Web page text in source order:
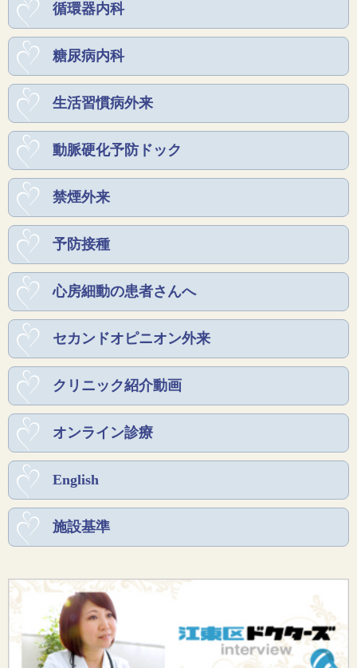
循環器内科
糖尿病内科
生活習慣病外来
動脈硬化予防ドック
禁煙外来
予防接種
心房細動の患者さんへ
セカンドオピニオン外来
クリニック紹介動画
オンライン診療
English
施設基準